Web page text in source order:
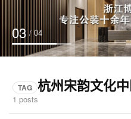
03 / 04
TAG 杭州宋韵文化
1 posts